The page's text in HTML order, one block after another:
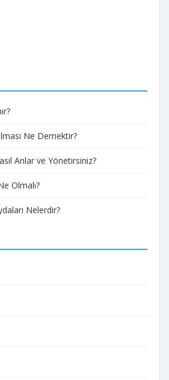
Ne Demektir?
Anlar ve Yönetirsiniz?
Olmalı?
Nelerdir?